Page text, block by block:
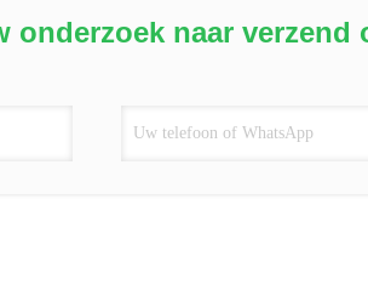
onderzoek naar verzend